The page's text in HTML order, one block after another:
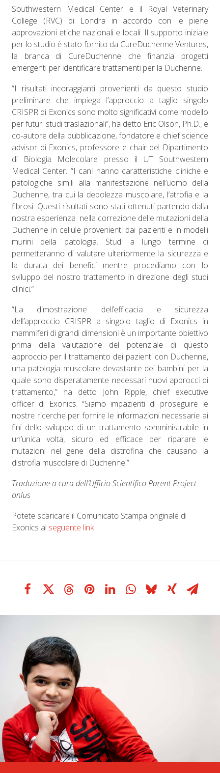
Southwestern Medical Center e il Royal Veterinary
College (RVC) di Londra in accordo con le piene
approvazioni etiche nazionali e locali. Il supporto iniziale
per lo studio è stato fornito da CureDuchenne Ventures,
la branca di CureDuchenne che finanzia progetti
emergenti per identificare trattamenti per la Duchenne.
“I risultati incoraggianti provenienti da questo studio
preliminare che impiega l’approccio a taglio singolo
CRISPR di Exonics sono molto significativi come modello
per futuri studi traslazionali”, ha detto Eric Olson, Ph.D., e
co-autore della pubblicazione, fondatore e chief science
advisor di Exonics, professore e chair del Dipartimento
di Biologia Molecolare presso il UT Southwestern
Medical Center. “I cani hanno caratteristiche cliniche e
patologiche simili alla manifestazione nell’uomo della
Duchenne, tra cui la debolezza muscolare, l’atrofia e la
fibrosi. Questi risultati sono stati ottenuti partendo dalla
nostra esperienza nella correzione delle mutazioni della
Duchenne in cellule provenienti dai pazienti e in modelli
murini della patologia. Studi a lungo termine ci
permetteranno di valutare ulteriormente la sicurezza e
la durata dei benefici mentre procediamo con lo
sviluppo del nostro trattamento in direzione degli studi
clinici.”
“La dimostrazione dell’efficacia e sicurezza
dell’approccio CRISPR a singolo taglio di Exonics in
mammiferi di grandi dimensioni è un importante obiettivo
prima della valutazione del potenziale di questo
approccio per il trattamento dei pazienti con Duchenne,
una patologia muscolare devastante dei bambini per la
quale sono disperatamente necessari nuovi approcci di
trattamento,” ha detto John Ripple, chief executive
officer di Exonics. “Siamo impazienti di proseguire le
nostre ricerche per fornire le informazioni necessarie ai
fini dello sviluppo di un trattamento somministrabile in
un’unica volta, sicuro ed efficace per riparare le
mutazioni nel gene della distrofina che causano la
distrofia muscolare di Duchenne.”
Traduzione a cura dell’Ufficio Scientifico Parent Project
onlus
Potete scaricare il Comunicato Stampa originale di
Exonics al seguente link